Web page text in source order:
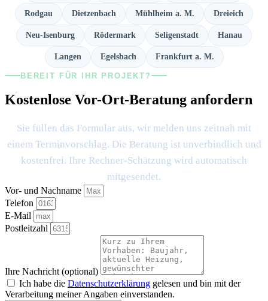
Rodgau Dietzenbach Mühlheim a. M. Dreieich
Neu-Isenburg Rödermark Seligenstadt Hanau
Langen Egelsbach Frankfurt a. M.
BEREIT FÜR IHR PROJEKT?
Kostenlose Vor-Ort-Beratung anfordern
Sie füllen das Formular aus, wir melden uns zeitnah mit
einem Terminvorschlag. Die Beratung ist unverbindlich und
kostenfrei. Ihre Rechner-Schätzung wird automatisch
mitgesendet.
Vor- und Nachname
Telefon
E-Mail
Postleitzahl
Ihre Nachricht (optional)
Ich habe die Datenschutzerklärung gelesen und bin mit der
Verarbeitung meiner Angaben einverstanden.